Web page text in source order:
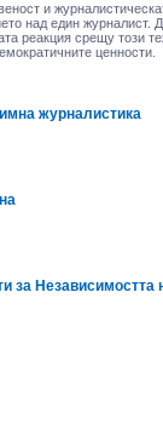
и
над един журналист.
реакция срещу този
ценности.
журналистика
за Независимостта